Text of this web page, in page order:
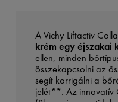
A Vichy Liftactiv
krém egy éjszakai
ellen, minden
összekapcsolni az
segít korrigálni a
jelét**. Az innovatív